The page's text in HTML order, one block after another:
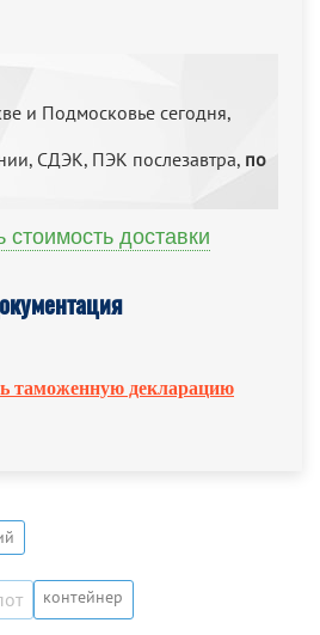
и Подмосковье сегодня,
СДЭК, ПЭК послезавтра, по
стоимость доставки
таможенную декларацию
контейнер